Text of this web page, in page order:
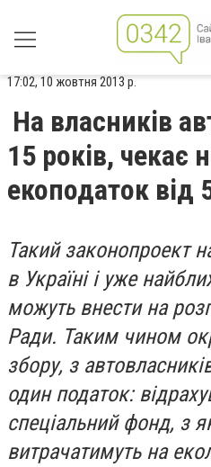
17:02, 10 жовтня 2013 р.
На власників
15 років, чекає
екоподаток від
Такий законопроект
в Україні і уже
можуть внести на
Ради. Таким чином
збору, з
один податок:
спеціальний фонд, з
витрачатимуть на